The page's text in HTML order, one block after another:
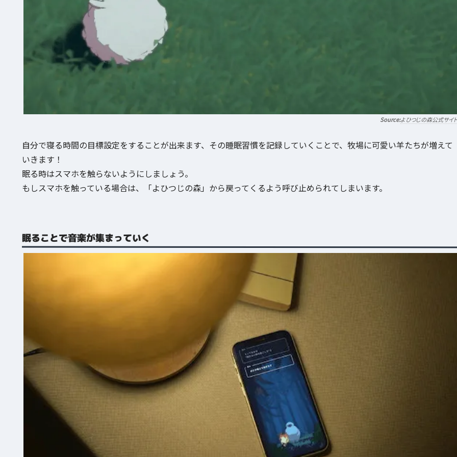
よひつじの森公式サイト
自分で寝る時間の目標設定をすることが出来ます、その睡眠習慣を記録していくことで、牧場に可愛い羊たちが増えて
いきます！
眠る時はスマホを触らないようにしましょう。
もしスマホを触っている場合は、「よひつじの森」から戻ってくるよう呼び止められてしまいます。
眠ることで音楽が集まっていく